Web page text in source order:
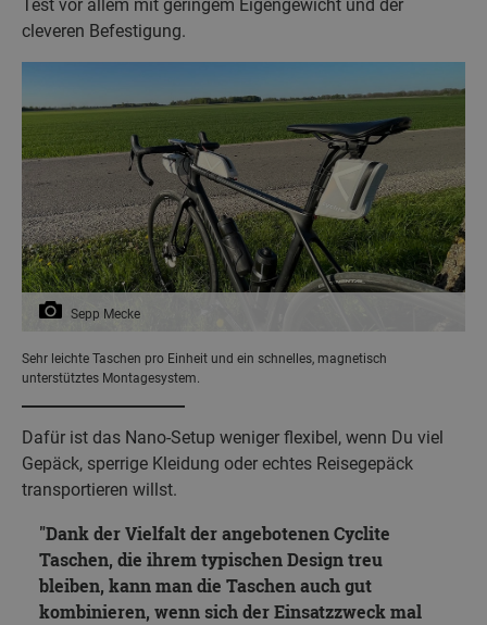
Test vor allem mit geringem Eigengewicht und der
cleveren Befestigung.
Sepp Mecke
Sehr leichte Taschen pro Einheit und ein schnelles, magnetisch
unterstütztes Montagesystem.
Dafür ist das Nano-Setup weniger flexibel, wenn Du viel
Gepäck, sperrige Kleidung oder echtes Reisegepäck
transportieren willst.
Dank der Vielfalt der angebotenen Cyclite
Taschen, die ihrem typischen Design treu
bleiben, kann man die Taschen auch gut
kombinieren, wenn sich der Einsatzzweck mal